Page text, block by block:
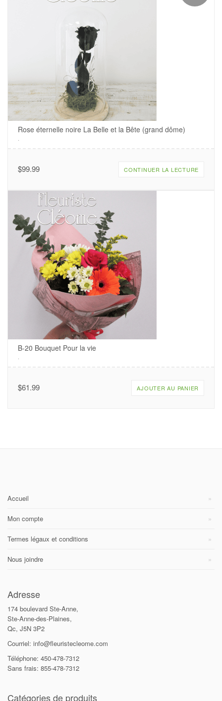
Rose éternelle noire La Belle et la Bête (grand dôme)
$99.99 CONTINUER LA LECTURE
B-20 Bouquet Pour la vie
$61.99 AJOUTER AU PANIER
Accueil
Mon compte
Termes légaux et conditions
Nous joindre
Adresse
174 boulevard Ste-Anne,
Ste-Anne-des-Plaines,
Qc, J5N 3P2
Courriel: info@fleuristecleome.com
Téléphone: 450-478-7312
Sans frais: 855-478-7312
Catégories de produits